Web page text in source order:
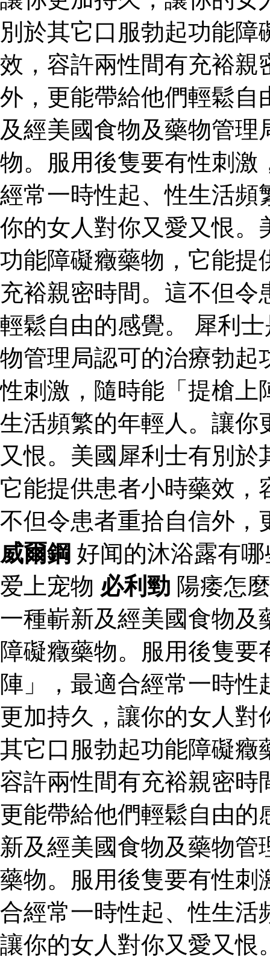
別於其它口服勃起功能
效，容許兩性間有充裕親
外，更能帶給他們輕鬆自
及經美國食物及藥物管
物。服用後隻要有性刺激
經常一時性起、性生活頻
你的女人對你又愛又恨。
功能障礙癥藥物，它能提
充裕親密時間。這不但
輕鬆自由的感覺。 犀利
物管理局認可的治療勃起
性刺激，隨時能「提槍上
生活頻繁的年輕人。讓你
又恨。美國犀利士有別
它能提供患者小時藥效，
不但令患者重拾自信外，
威爾鋼 好闻的沐浴露有
爱上宠物 必利勁 陽痿怎
一種嶄新及經美國食物及
障礙癥藥物。服用後隻
陣」，最適合經常一時
更加持久，讓你的女人對
其它口服勃起功能障礙癥
容許兩性間有充裕親密時
更能帶給他們輕鬆自由的
新及經美國食物及藥物
藥物。服用後隻要有性刺
合經常一時性起、性生活
讓你的女人對你又愛又恨